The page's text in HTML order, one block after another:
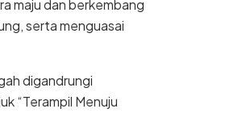
maju dan berkembang
serta menguasai
digandrungi
“Terampil Menuju